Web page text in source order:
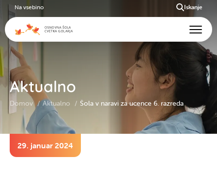
Aktualno
Domov Aktualno Šola v naravi za ucence 6. razreda
29. januar 2024
Na vsebino Iskanje